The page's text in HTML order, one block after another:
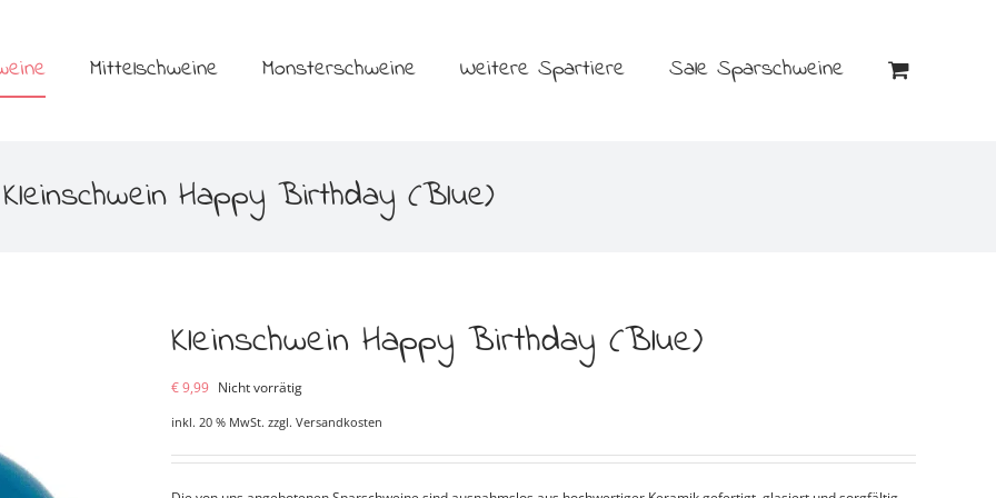
Mittelschweine Monsterschweine Weitere Spartiere Sale Sparschweine
Kleinschwein Happy Birthday (Blue)
Kleinschwein Happy Birthday (Blue)
€9,99 Nicht vorrätig
inkl. 20 % MwSt. zzgl. Versandkosten